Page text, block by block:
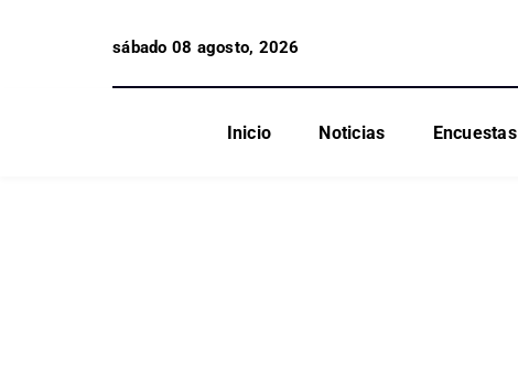
sábado 08 agosto, 2026
Inicio Noticias Encuestas